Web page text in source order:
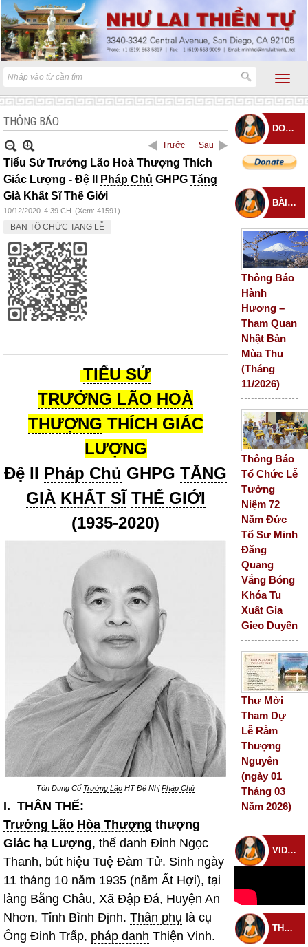
THÔNG BÁO
Trước Sau
Tiểu Sử Trưởng Lão Hoà Thượng Thích
Giác Lượng - Đệ II
Pháp Chủ GHPG Tăng
Già Khất Sĩ Thế Giới
10/12/2020 4:39 CH (Xem: 41591)
BAN TỔ CHỨC TANG LỄ
TIỂU SỬ
TRƯỞNG LÃO HOÀ
THƯỢNG THÍCH GIÁC
LƯỢNG
Đệ II Pháp Chủ GHPG TĂNG
GIÀ KHẤT SĨ THẾ GIỚI
(1935-2020)
Tôn Dung Cố Trưởng Lão HT Đệ NhịPháp Chủ
I. THÂN THẾ:
Trưởng Lão Hòa Thượng thượng
Giác hạ Lượng, thế danh Đinh Ngọc
Thanh, bút hiệu Tuệ Đàm Tử. Sinh ngày
11 tháng 10 năm 1935 (năm Ất Hợi), tại
làng Bằng Châu, Xã Đập Đá, Huyện An
Nhơn, Tỉnh Bình Định. Thân phụ là cụ
Ông Đinh Trấp, pháp danh Thiện Vinh.
DONATE
BÀI ĐĂNG MỚI
Thông Báo
Hành
Hương –
Tham Quan
Nhật Bản
Mùa Thu
(Tháng
11/2026)
Thông Báo
Tổ Chức Lễ
Tưởng
Niệm 72
Năm Đức
Tổ Sư Minh
Đăng
Quang
Vắng Bóng
Khóa Tu
Xuất Gia
Gieo Duyên
Thư Mời
Tham Dự
Lễ Rằm
Thượng
Nguyên
(ngày 01
Tháng 03
Năm 2026)
VIDEO CHÙA
THEO DÕI THIỀN TỰ